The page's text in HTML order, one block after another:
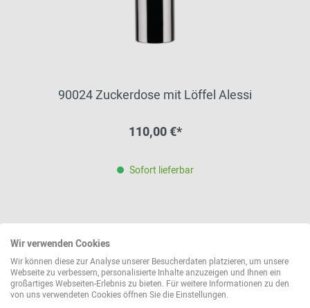
90024 Zuckerdose mit Löffel Alessi
110,00 €*
Sofort lieferbar
Wir verwenden Cookies
Wir können diese zur Analyse unserer Besucherdaten platzieren, um unsere
Webseite zu verbessern, personalisierte Inhalte anzuzeigen und Ihnen ein
großartiges Webseiten-Erlebnis zu bieten. Für weitere Informationen zu den
von uns verwendeten Cookies öffnen Sie die Einstellungen.